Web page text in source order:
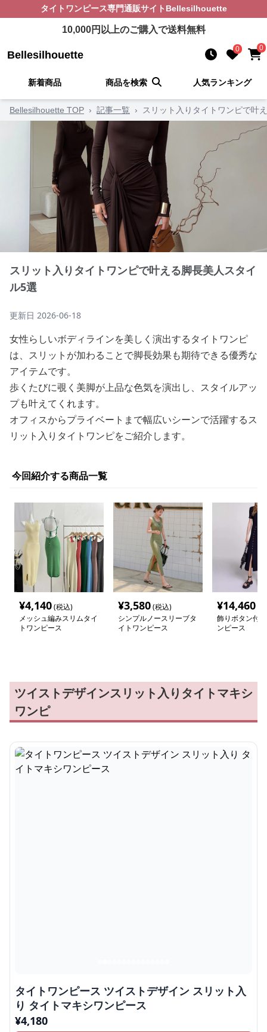
タイトワンピース専門通販サイト Bellesilhouette
10,000円以上のご購入で送料無料
Bellesilhouette 0 0
新着商品 商品を検索 人気ランキング
Bellesilhouette TOP › 記事一覧 › スリット入りタイトワンピで叶
スリット入りタイトワンピで叶える脚長美人スタイ
ル5選
更新日 2026-06-18
女性らしいボディラインを美しく演出するタイトワンピ
は、スリットが加わることで脚長効果も期待できる優秀な
アイテムです。
歩くたびに覗く美脚が上品な色気を演出し、スタイルアッ
プも叶えてくれます。
オフィスからプライベートまで幅広いシーンで活躍するス
リット入りタイトワンピをご紹介します。
今回紹介する商品一覧
¥4,140(税込)
メッシュ編みスリムタイ
トワンピース
¥3,580(税込)
シンプルノースリーブタ
イトワンピース
¥14,460
飾りボタン付
ンピース
ツイストデザインスリット入りタイトマキシ
ワンピ
タイトワンピース ツイストデザイン スリット入
り タイトマキシワンピース
¥4,180